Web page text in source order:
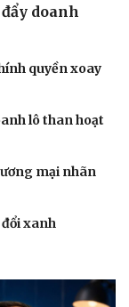
doanh
quyền xoay
lô than hoạt
mại nhãn
xanh